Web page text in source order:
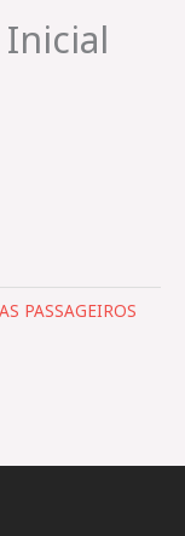
Inicial
PASSAGEIROS